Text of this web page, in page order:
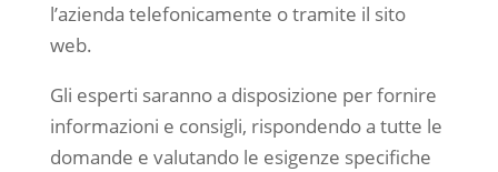
l’azienda telefonicamente o tramite il sito
web.
Gli esperti saranno a disposizione per fornire
informazioni e consigli, rispondendo a tutte le
domande e valutando le esigenze specifiche